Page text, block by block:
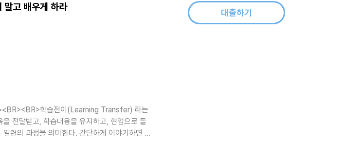
말고 배우게 하라
학습전이(Learning Transfer) 라는
전달받고, 학습내용을 유지하고, 현업으로 돌
련의 과정을 의미한다. 간단하게 이야기하면 배
대출하기